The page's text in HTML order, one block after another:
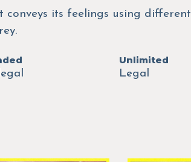
its feelings using
Unlimited
Legal